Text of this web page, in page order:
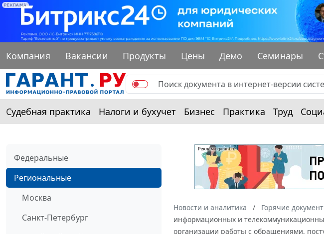
РЕКЛАМА
Компания Вакансии Продукты Цены Демо Семинары
Судебная практика Налоги и бухучет Бизнес Практика Труд
Федеральные
Региональные
Москва
Санкт-Петербург
Новости и аналитика Горячие
информационных и
организации работы с обращениями,